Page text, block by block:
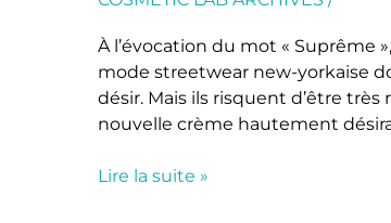
À l’évocation du mot « Suprême
mode streetwear new-yorkaise
désir. Mais ils risquent d’être
nouvelle crème hautement
Lire la suite »